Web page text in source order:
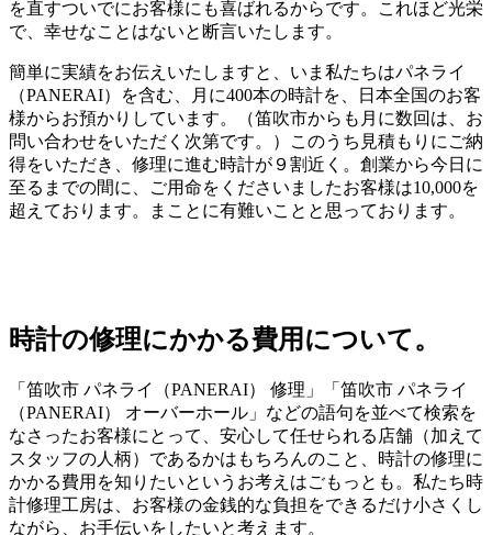
を直すついでにお客様にも喜ばれるからです。これほど光栄
で、幸せなことはないと断言いたします。
簡単に実績をお伝えいたしますと、いま私たちはパネライ
（PANERAI）を含む、月に400本の時計を、日本全国のお客
様からお預かりしています。（笛吹市からも月に数回は、お
問い合わせをいただく次第です。）このうち見積もりにご納
得をいただき、修理に進む時計が９割近く。創業から今日に
至るまでの間に、ご用命をくださいましたお客様は10,000を
超えております。まことに有難いことと思っております。
時計の修理にかかる費用について。
「笛吹市 パネライ（PANERAI） 修理」「笛吹市 パネライ
（PANERAI） オーバーホール」などの語句を並べて検索を
なさったお客様にとって、安心して任せられる店舗（加えて
スタッフの人柄）であるかはもちろんのこと、時計の修理に
かかる費用を知りたいというお考えはごもっとも。私たち時
計修理工房は、お客様の金銭的な負担をできるだけ小さくし
ながら、お手伝いをしたいと考えます。